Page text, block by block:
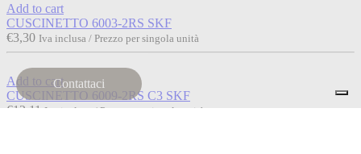
Add to cart
CUSCINETTO 6003-2RS SKF
€3,30 Iva inclusa / Prezzo per singola unità
Add to cart
CUSCINETTO 6009-2RS C3 SKF
€12,11 Iva inclusa / Prezzo per singola unità
Contattaci